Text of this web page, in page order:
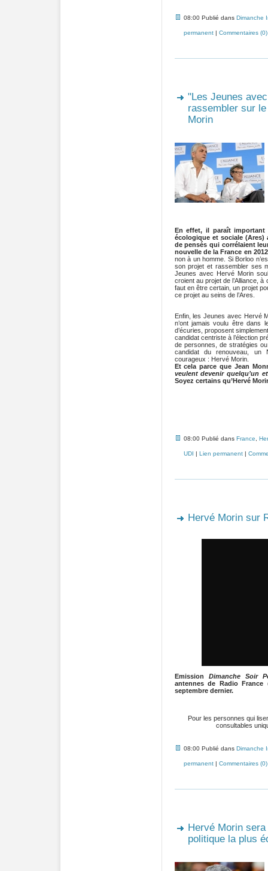
08:00 Publié dans Dimanche
permanent| Commentaires (0)
"Les Jeunes
rassembler sur
Morin
En effet, il paraît important
écologique et sociale (Ares)
de pensés qui corrélaient
nouvelle de la France en 2012
non à un homme. Si Borloo
son projet et rassembler ses
Jeunes avec Hervé Morin
croient au projet de l’Alliance,
faut en être certain, un projet
ce projet au seins de l’Ares.
Enfin, les Jeunes avec Hervé
n’ont jamais voulu être dans
d’écuries, proposent
candidat centriste à l’élection
de personnes, de stratégies
candidat du renouveau, un
courageux : Hervé Morin.
Et cela parce que Jean
veulent devenir quelqu’un
Soyez certains qu’Hervé
08:00 Publié dans France,
UDI | Lien permanent|
Hervé Morin sur
Emission Dimanche Soir
antennes de Radio France
septembre dernier.
Pour les personnes qui
consultables
08:00 Publié dans Dimanche
permanent| Commentaires (0)
Hervé Morin
politique la plus